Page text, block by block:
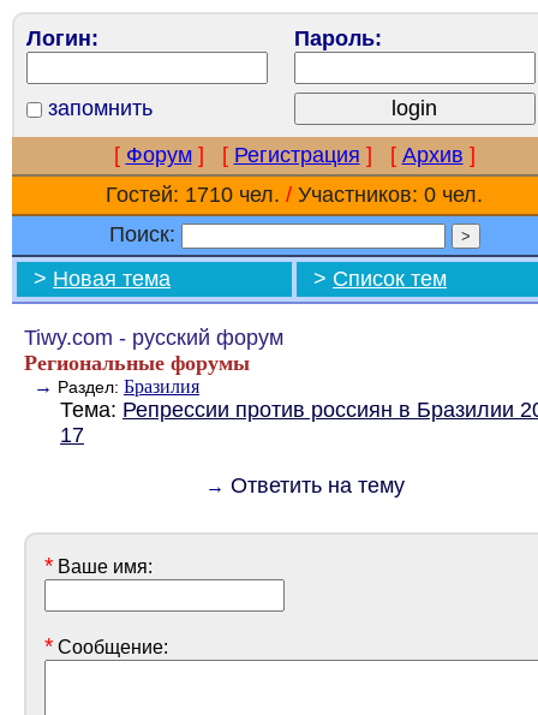
Логин: Пароль:
запомнить
[ Форум ] [ Регистрация ] [ Архив ]
Гостей: 1710 чел. / Участников: 0 чел.
Поиск:
> Новая тема > Список тем
Tiwy.com - русский форум
Региональные форумы
→ Раздел: Бразилия
Тема: Репрессии против россиян в Бразилии
17
→ Ответить на тему
* Ваше имя:
* Сообщение: